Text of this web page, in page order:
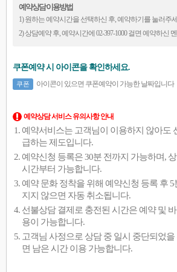
예약상담 이용방법
1) 원하는 예약시간을 선택하신 후, 예약하기를 눌러주
2) 상담예약 후, 예약시간에 02-397-1000 걸면 예약하신
쿠폰예약 시 아이콘을 확인하세요.
쿠폰 아이콘이 있으면 쿠폰예약이 가능한 날짜입니다
예약상담 서비스 유의사항 안내
예약서비스는 고객님이 이용하지 않아도
급하는 제도입니다.
예약신청 등록은 30분 전까지 가능하며,
시간부터 가능합니다.
예약 문화 정착을 위해 예약신청 등록 후
지지 않으면 자동 취소됩니다.
선불상담 결제로 충전된 시간은 예약 및
용이 가능합니다.
고객님 사정으로 상담 중 일시 중단되었을
면 남은 시간 이용 가능합니다.